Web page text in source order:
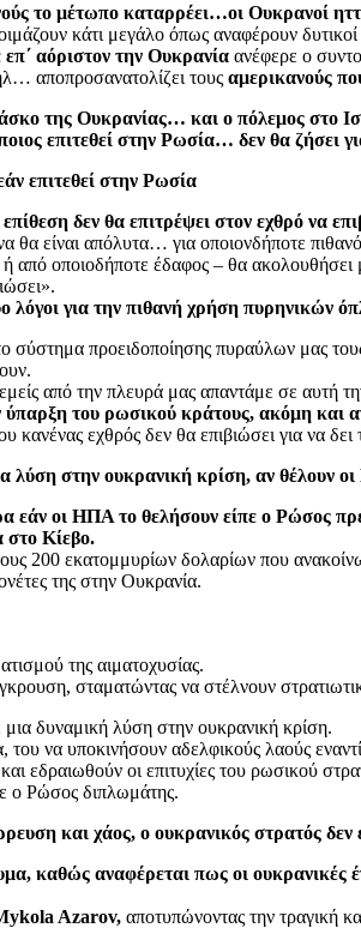
το μέτωπο καταρρέει…οι Ουκρανοί
κάτι μεγάλο όπως αναφέρουν
αόριστον την Ουκρανία ανέφερε ο
αποπροσανατολίζει τους αμερικανούς
της Ουκρανίας… και ο πόλεμος στο
επιτεθεί στην Ρωσία… δεν θα ζήσει
επιτεθεί στην Ρωσία
δεν θα επιτρέψει στον εχθρό να
είναι απόλυτα… για οποιονδήποτε
οποιοδήποτε έδαφος – θα
λόγοι για την πιθανή χρήση πυρηνικών
προειδοποίησης πυραύλων μας
από την πλευρά μας απαντάμε σε αυτή
ύπαρξη του ρωσικού κράτους, ακόμη και
κανένας εχθρός δεν θα επιβιώσει για να
στην ουκρανική κρίση, αν θέλουν
εάν οι ΗΠΑ το θελήσουν είπε ο Ρώσος
στο Κίεβο.
200 εκατομμυρίων δολαρίων που
της στην Ουκρανία.
της αιματοχυσίας.
σταματώντας να στέλνουν
δυναμική λύση στην ουκρανική κρίση.
να υποκινήσουν αδελφικούς λαούς
εδραιωθούν οι επιτυχίες του ρωσικού
ο Ρώσος διπλωμάτης.
και χάος, ο ουκρανικός στρατός δεν
καθώς αναφέρεται πως οι ουκρανικές
Azarov, αποτυπώνοντας την τραγική